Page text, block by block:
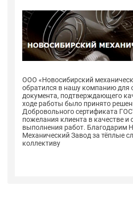
ООО «Новосибирский
обратился в нашу компанию для
документа, подтверждающего
ходе работы было принято
Добровольного сертификата
пожелания клиента в качестве и
выполнения работ. Благодарим
Механический Завод за тёплые
коллективу